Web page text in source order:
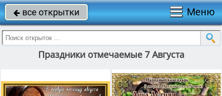
 все открытки Меню
Праздники отмечаемые 7 Августа